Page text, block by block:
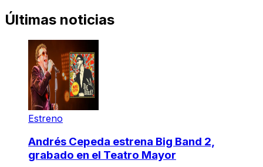
Últimas noticias
Estreno
Andrés Cepeda estrena Big Band 2,
grabado en el Teatro Mayor